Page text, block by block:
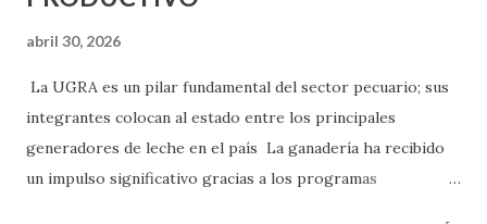
abril 30, 2026
La UGRA es un pilar fundamental del sector pecuario; sus
integrantes colocan al estado entre los principales
generadores de leche en el país La ganadería ha recibido
un impulso significativo gracias a los programas